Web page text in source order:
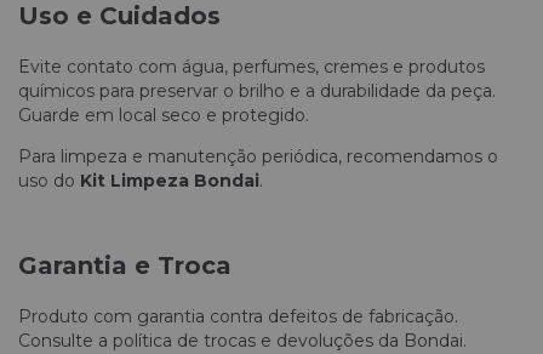
Uso e Cuidados
Evite contato com água, perfumes, cremes e produtos
químicos para preservar o brilho e a durabilidade da peça.
Guarde em local seco e protegido.
Para limpeza e manutenção periódica, recomendamos o
uso do Kit Limpeza Bondai.
Garantia e Troca
Produto com garantia contra defeitos de fabricação.
Consulte a política de trocas e devoluções da Bondai.